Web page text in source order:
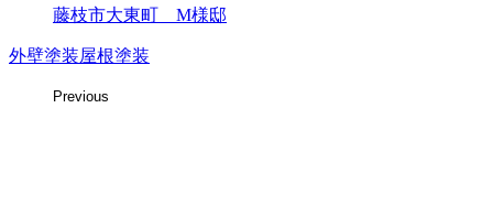
藤枝市大東町 M様邸
外壁塗装屋根塗装
Previous